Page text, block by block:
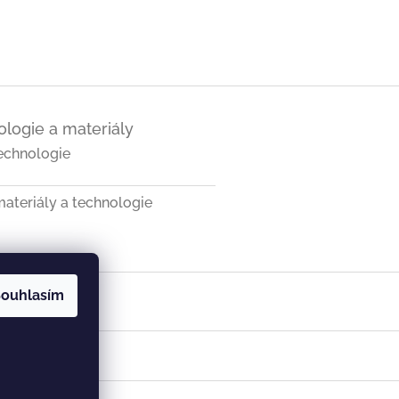
a materiály
a technologie
SK Vist v ČR